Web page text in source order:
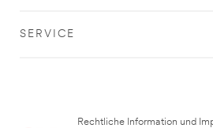
SERVICE
Rechtliche Information und